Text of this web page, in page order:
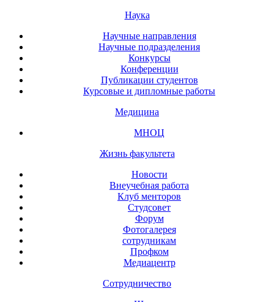
Наука
Научные направления
Научные подразделения
Конкурсы
Конференции
Публикации студентов
Курсовые и дипломные работы
Медицина
МНОЦ
Жизнь факультета
Новости
Внеучебная работа
Клуб менторов
Студсовет
Форум
Фотогалерея
сотрудникам
Профком
Медиацентр
Сотрудничество